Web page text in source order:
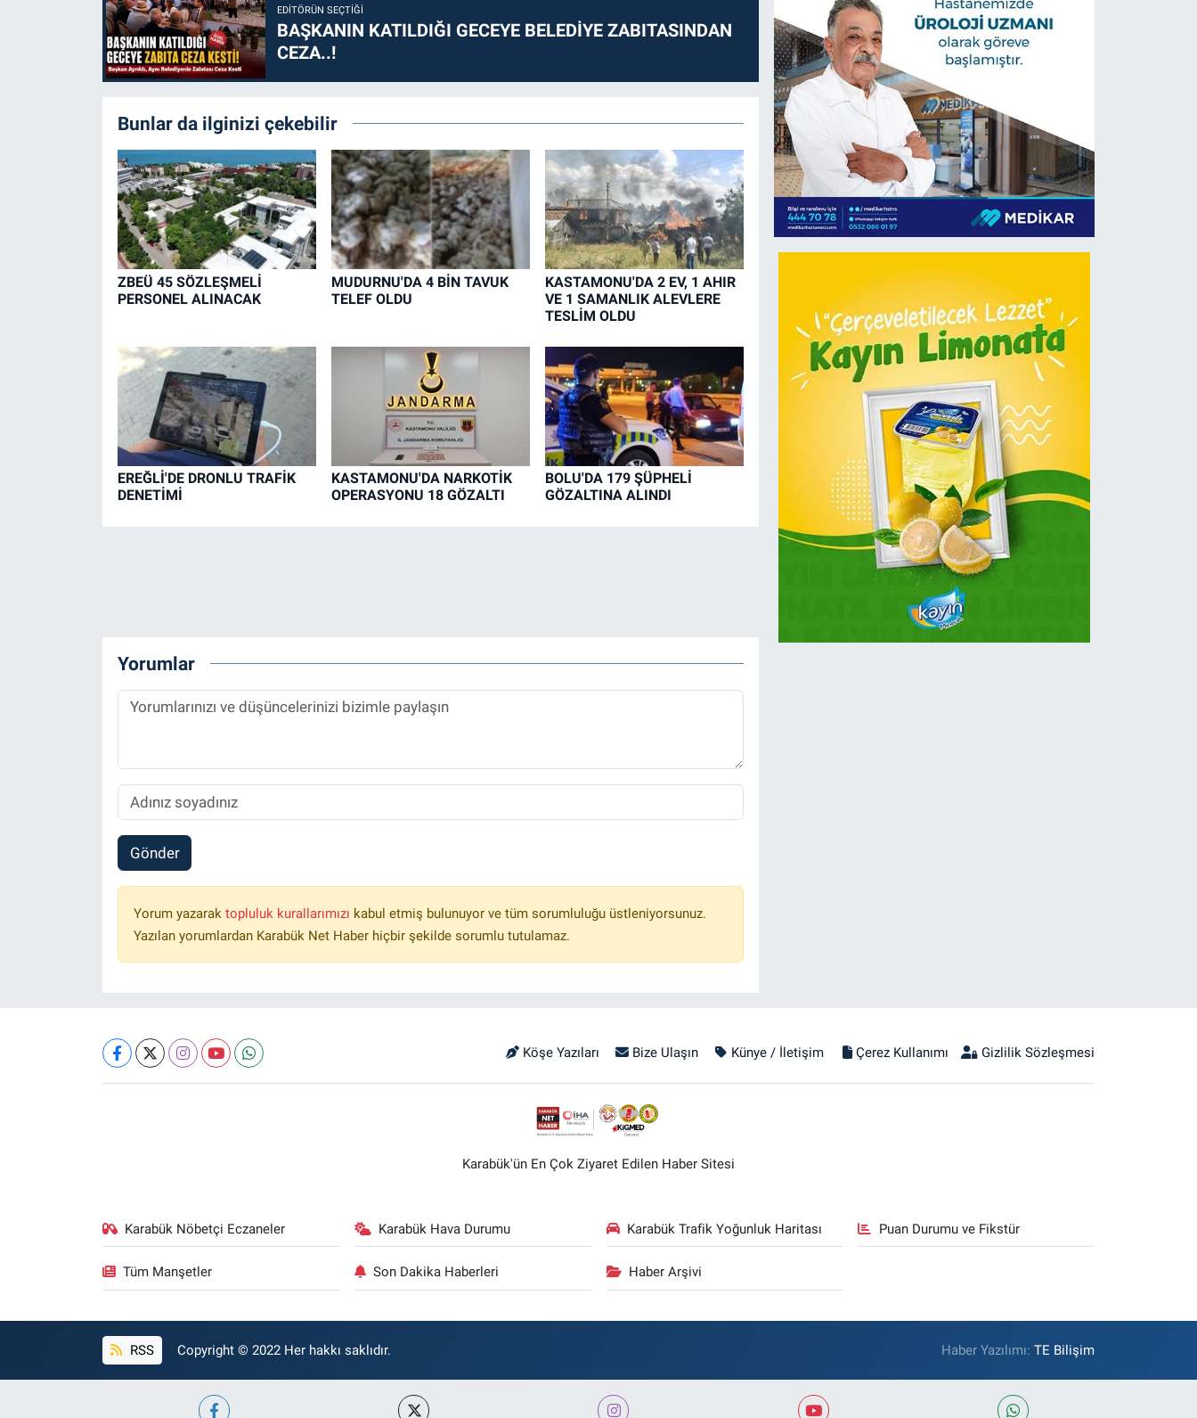
EDITÖRÜN SEÇTIĞI
BAŞKANIN KATILDIĞI GECEYE BELEDİYE ZABITASINDAN
CEZA..!
Bunlar da ilginizi çekebilir
ZBEÜ 45 SÖZLEŞMELİ
PERSONEL ALINACAK
MUDURNU'DA 4 BİN TAVUK
TELEF OLDU
KASTAMONU'DA 2 EV, 1 AHIR
VE 1 SAMANLIK ALEVLERE
TESLİM OLDU
EREĞLİ'DE DRONLU TRAFİK
DENETİMİ
KASTAMONU'DA NARKOTİK
OPERASYONU 18 GÖZALTI
BOLU'DA 179 ŞÜPHELİ
GÖZALTINA ALINDI
Yorumlar
Gönder
Yorum yazarak topluluk kurallarımızı kabul etmiş bulunuyor ve tüm sorumluluğu üstleniyorsunuz.
Yazılan yorumlardan Karabük Net Haber hiçbir şekilde sorumlu tutulamaz.
Köşe Yazıları Bize Ulaşın Künye / İletişim Çerez Kullanımı Gizlilik Sözleşmesi
Karabük'ün En Çok Ziyaret Edilen Haber Sitesi
Karabük Nöbetçi Eczaneler Karabük Hava Durumu Karabük Trafik Yoğunluk Haritası Puan Durumu ve Fikstür
Tüm Manşetler Son Dakika Haberleri Haber Arşivi
RSS Copyright © 2022 Her hakkı saklıdır. Haber Yazılımı:TE Bilişim